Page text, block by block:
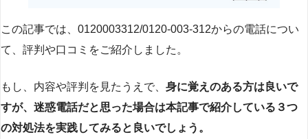
この記事では、0120003312/0120-003-312からの電話につい
て、評判や口コミをご紹介しました。
もし、内容や評判を見たうえで、 身に覚えのある方は良いで
すが、迷惑電話だと思った場合は本記事で紹介している３つ
の対処法を実践してみると良いでしょう。